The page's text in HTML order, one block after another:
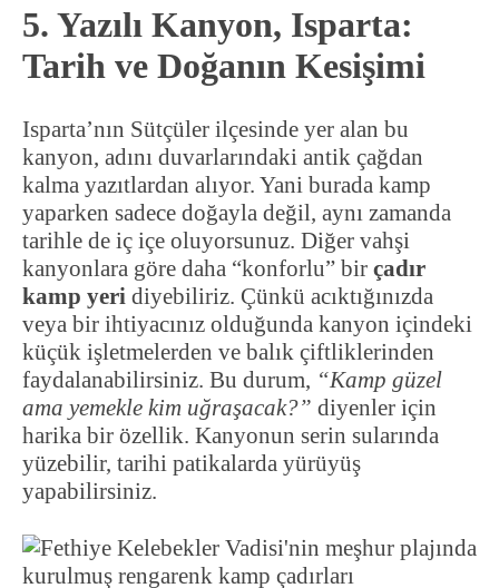
5. Yazılı Kanyon, Isparta:
Tarih ve Doğanın Kesişimi
Isparta’nın Sütçüler ilçesinde yer alan bu
kanyon, adını duvarlarındaki antik çağdan
kalma yazıtlardan alıyor. Yani burada kamp
yaparken sadece doğayla değil, aynı zamanda
tarihle de iç içe oluyorsunuz. Diğer vahşi
kanyonlara göre daha “konforlu” bir çadır
kamp yeri diyebiliriz. Çünkü acıktığınızda
veya bir ihtiyacınız olduğunda kanyon içindeki
küçük işletmelerden ve balık çiftliklerinden
faydalanabilirsiniz. Bu durum, “Kamp güzel
ama yemekle kim uğraşacak?” diyenler için
harika bir özellik. Kanyonun serin sularında
yüzebilir, tarihi patikalarda yürüyüş
yapabilirsiniz.